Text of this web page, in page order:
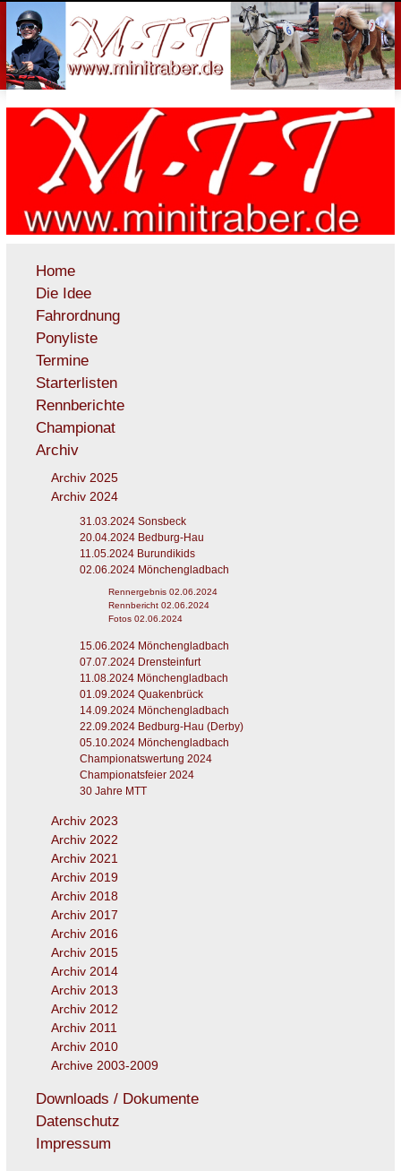
Home
Die Idee
Fahrordnung
Ponyliste
Termine
Starterlisten
Rennberichte
Championat
Archiv
Archiv 2025
Archiv 2024
31.03.2024 Sonsbeck
20.04.2024 Bedburg-Hau
11.05.2024 Burundikids
02.06.2024 Mönchengladbach
Rennergebnis 02.06.2024
Rennbericht 02.06.2024
Fotos 02.06.2024
15.06.2024 Mönchengladbach
07.07.2024 Drensteinfurt
11.08.2024 Mönchengladbach
01.09.2024 Quakenbrück
14.09.2024 Mönchengladbach
22.09.2024 Bedburg-Hau (Derby)
05.10.2024 Mönchengladbach
Championatswertung 2024
Championatsfeier 2024
30 Jahre MTT
Archiv 2023
Archiv 2022
Archiv 2021
Archiv 2019
Archiv 2018
Archiv 2017
Archiv 2016
Archiv 2015
Archiv 2014
Archiv 2013
Archiv 2012
Archiv 2011
Archiv 2010
Archive 2003-2009
Downloads / Dokumente
Datenschutz
Impressum